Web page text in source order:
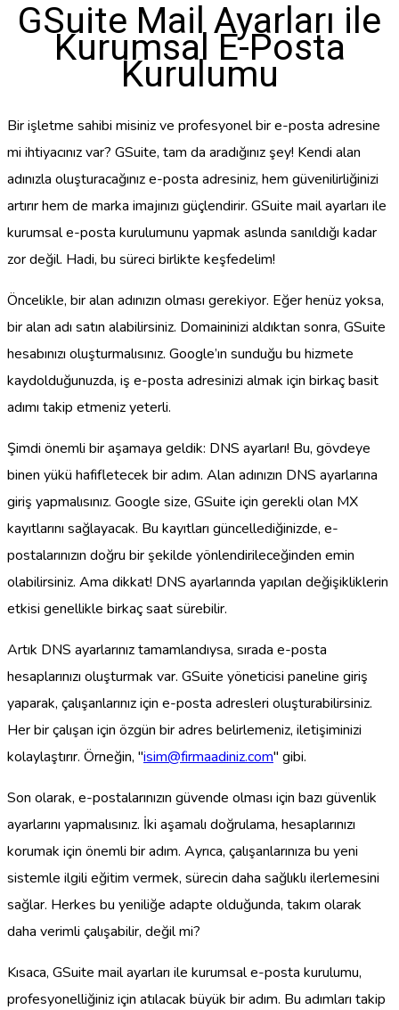
GSuite Mail Ayarları ile
Kurumsal E-Posta
Kurulumu
Bir işletme sahibi misiniz ve profesyonel bir e-posta adresine
mi ihtiyacınız var? GSuite, tam da aradığınız şey! Kendi alan
adınızla oluşturacağınız e-posta adresiniz, hem güvenilirliğinizi
artırır hem de marka imajınızı güçlendirir. GSuite mail ayarları ile
kurumsal e-posta kurulumunu yapmak aslında sanıldığı kadar
zor değil. Hadi, bu süreci birlikte keşfedelim!
Öncelikle, bir alan adınızın olması gerekiyor. Eğer henüz yoksa,
bir alan adı satın alabilirsiniz. Domaininizi aldıktan sonra, GSuite
hesabınızı oluşturmalısınız. Google’ın sunduğu bu hizmete
kaydolduğunuzda, iş e-posta adresinizi almak için birkaç basit
adımı takip etmeniz yeterli.
Şimdi önemli bir aşamaya geldik: DNS ayarları! Bu, gövdeye
binen yükü hafifletecek bir adım. Alan adınızın DNS ayarlarına
giriş yapmalısınız. Google size, GSuite için gerekli olan MX
kayıtlarını sağlayacak. Bu kayıtları güncellediğinizde, e-
postalarınızın doğru bir şekilde yönlendirileceğinden emin
olabilirsiniz. Ama dikkat! DNS ayarlarında yapılan değişikliklerin
etkisi genellikle birkaç saat sürebilir.
Artık DNS ayarlarınız tamamlandıysa, sırada e-posta
hesaplarınızı oluşturmak var. GSuite yöneticisi paneline giriş
yaparak, çalışanlarınız için e-posta adresleri oluşturabilirsiniz.
Her bir çalışan için özgün bir adres belirlemeniz, iletişiminizi
kolaylaştırır. Örneğin, "isim@firmaadiniz.com" gibi.
Son olarak, e-postalarınızın güvende olması için bazı güvenlik
ayarlarını yapmalısınız. İki aşamalı doğrulama, hesaplarınızı
korumak için önemli bir adım. Ayrıca, çalışanlarınıza bu yeni
sistemle ilgili eğitim vermek, sürecin daha sağlıklı ilerlemesini
sağlar. Herkes bu yeniliğe adapte olduğunda, takım olarak
daha verimli çalışabilir, değil mi?
Kısaca, GSuite mail ayarları ile kurumsal e-posta kurulumu,
profesyonelliğiniz için atılacak büyük bir adım. Bu adımları takip